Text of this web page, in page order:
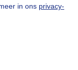
in ons privacy-